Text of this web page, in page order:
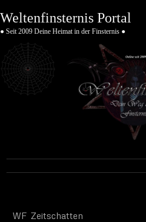
Weltenfinsternis Portal
● Seit 2009 Deine Heimat in der Finsternis ●
WF Zeitschatten